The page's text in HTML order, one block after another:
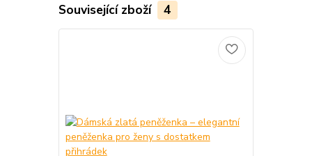
Související zboží 4